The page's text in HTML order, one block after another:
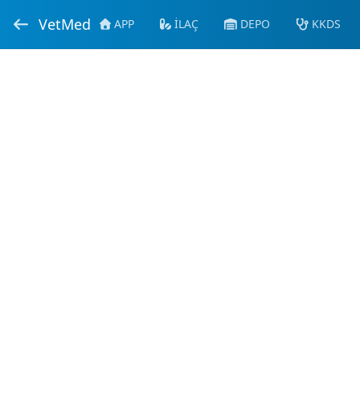
VetMed APP İLAÇ DEPO KKDS